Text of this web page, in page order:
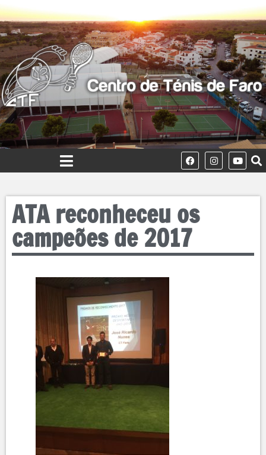
ATA reconheceu os
campeões de 2017